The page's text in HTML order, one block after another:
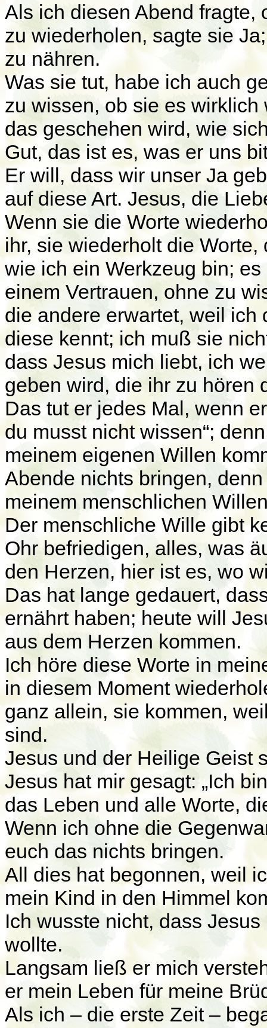
Als ich diesen Abend fragte,
zu wiederholen, sagte sie
zu nähren.
Was sie tut, habe ich auch
zu wissen, ob sie es
das geschehen wird, wie
Gut, das ist es, was er uns
Er will, dass wir unser Ja
auf diese Art. Jesus, die
Wenn sie die Worte
ihr, sie wiederholt die
wie ich ein Werkzeug bin;
einem Vertrauen, ohne zu
die andere erwartet, weil ich
diese kennt; ich muß sie
dass Jesus mich liebt, ich
geben wird, die ihr zu hören
Das tut er jedes Mal, wenn
du musst nicht wissen“;
meinem eigenen Willen
Abende nichts bringen,
meinem menschlichen
Der menschliche Wille gibt
Ohr befriedigen, alles, was
den Herzen, hier ist es, wo
Das hat lange gedauert,
ernährt haben; heute will
aus dem Herzen kommen.
Ich höre diese Worte in
in diesem Moment
ganz allein, sie kommen,
sind.
Jesus und der Heilige Geist
Jesus hat mir gesagt: „Ich
das Leben und alle Worte,
Wenn ich ohne die
euch das nichts bringen.
All dies hat begonnen, weil
mein Kind in den Himmel
Ich wusste nicht, dass
wollte.
Langsam ließ er mich
er mein Leben für meine
Als ich – die erste Zeit –